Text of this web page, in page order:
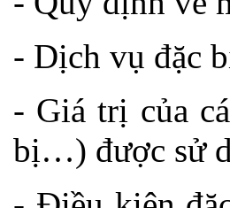
- Dịch vụ đặc
- Giá trị của
bị…) được sử